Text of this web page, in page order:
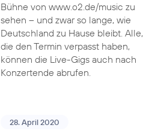
Bühne von www.o2.de/music zu
sehen – und zwar so lange, wie
Deutschland zu Hause bleibt. Alle,
die den Termin verpasst haben,
können die Live-Gigs auch nach
Konzertende abrufen.
28. April 2020